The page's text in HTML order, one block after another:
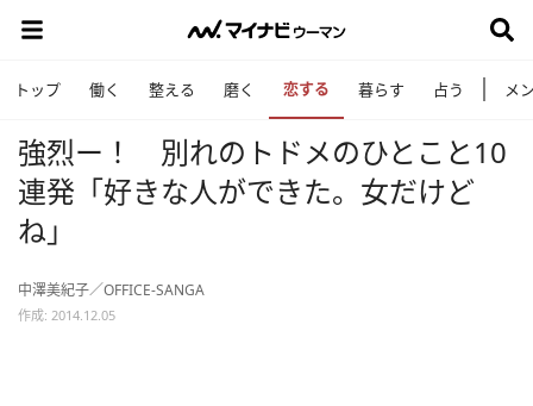
トップ 働く 整える 磨く 恋する 暮らす 占う メ
強烈ー！ 別れのトドメのひとこと10
連発「好きな人ができた。女だけど
ね」
中澤美紀子／OFFICE-SANGA
作成: 2014.12.05